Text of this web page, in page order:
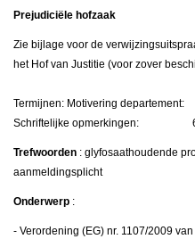
Prejudiciële hofzaak
Zie bijlage voor de
het Hof van Justitie (voor zover
Termijnen: Motivering departement:
Schriftelijke opmerkingen: 6
Trefwoorden : glyfosaathoudende
aanmeldingsplicht
Onderwerp :
- Verordening (EG) nr. 1107/2009